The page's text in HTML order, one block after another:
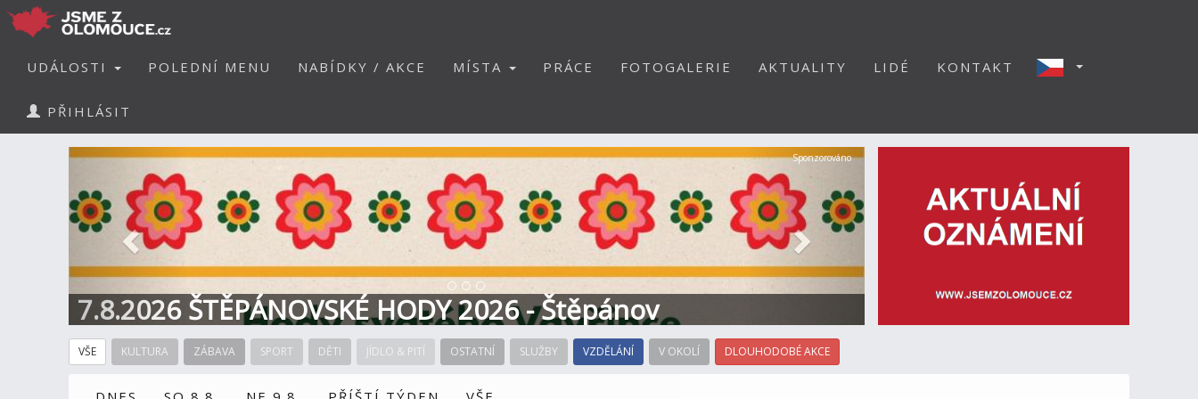
UDÁLOSTI POLEDNÍ MENU NABÍDKY / AKCE MÍSTA PRÁCE FOTOGALERIE AKTUALITY LIDÉ KONTAKT
PŘIHLÁSIT
7.8.2026 ŠTĚPÁNOVSKÉ HODY 2026 - Štěpánov
Předchozí Další
Sponzorováno
VŠE KULTURA ZÁBAVA SPORT DĚTI JÍDLO & PITÍ OSTATNÍ SLUŽBY VZDĚLÁNÍ V OKOLÍ DLOUHODOBÉ AKCE